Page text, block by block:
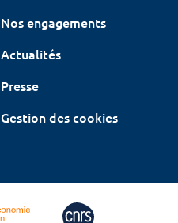
Nos engagements
Actualités
Presse
Gestion des cookies